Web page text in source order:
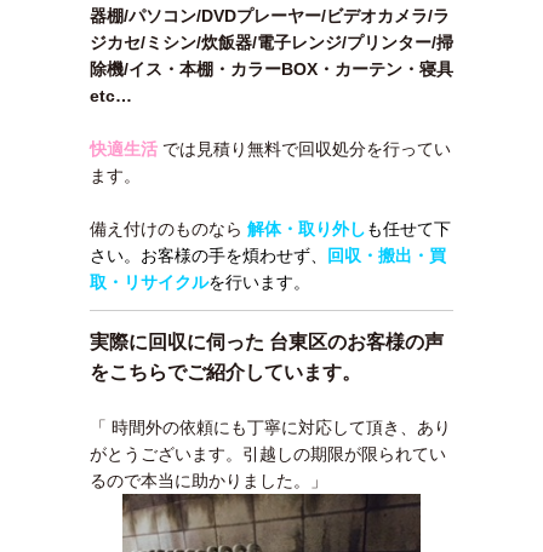
器棚/パソコン/DVDプレーヤー/ビデオカメラ/ラ
ジカセ/ミシン/炊飯器/電子レンジ/プリンター/掃
除機/イス・本棚・カラーBOX・カーテン・寝具
etc…
快適生活 では見積り無料で回収処分を行ってい
ます。
備え付けのものなら 解体・取り外しも任せて下
さい。お客様の手を煩わせず、
回収・搬出・買
取・リサイクルを行います。
実際に回収に伺った 台東区のお客様の声
をこちらでご紹介しています。
「 時間外の依頼にも丁寧に対応して頂き、あり
がとうございます。引越しの期限が限られてい
るので本当に助かりました。」